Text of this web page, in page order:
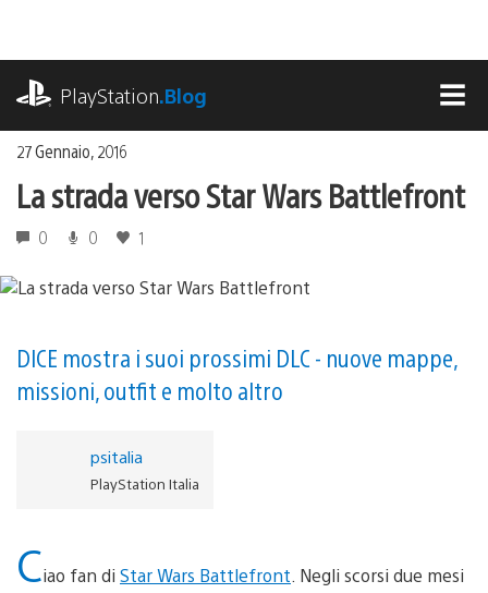
contenuto
PlayStation.Blog
27 Gennaio, 2016
La strada verso Star Wars Battlefront
0 0 1
DICE mostra i suoi prossimi DLC - nuove mappe,
missioni, outfit e molto altro
psitalia
PlayStation Italia
Ciao fan di Star Wars Battlefront . Negli scorsi due mesi